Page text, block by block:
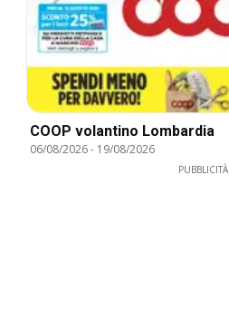
COOP volantino Lombardia
06/08/2026- 19/08/2026
PUBBLICITÀ